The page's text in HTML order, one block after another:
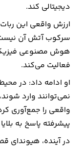
دیجیتالی کند.
ارزش واقعی این
سرکوب آتش آن
هوش مصنوعی
فعالیت می‌کند.
او ادامه داد: در
نمی‌توانند وارد
واقعی را جمع‌آوری
پیشرفته پاسخ به
در آینده، هیوندای